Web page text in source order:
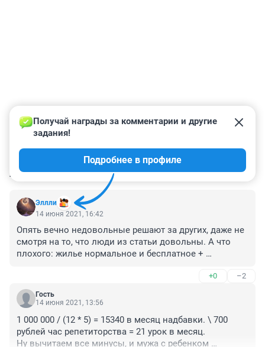
КОММЕНТАРИИ 9
Эллли
Получай награды за комментарии и другие
задания!
Подробнее в профиле
14 июня 2021, 16:42
Опять вечно недовольные решают за других, даже не
смотря на то, что люди из статьи довольны. А что
плохого: жилье нормальное и бесплатное +
школа, наличие кружков. Понравится там жить, могут
потом за эти деньги купить квартиру, а три часа до
города это не так много, причем это не деревня, а пгт,
+0 –2
Гость
14 июня 2021, 13:56
1 000 000 / (12 * 5) = 15340 в месяц надбавки. \ 700
рублей час репетиторства = 21 урок в месяц.
Ну вычитаем все минусы, и мужа с ребенком